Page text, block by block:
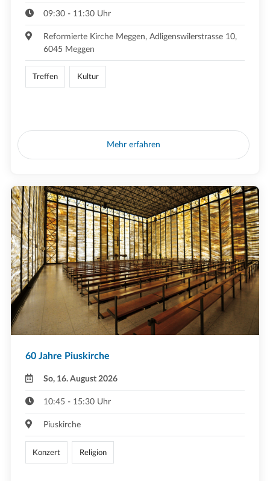
09:30 - 11:30 Uhr
Reformierte Kirche Meggen, Adligenswilerstrasse 10,
6045 Meggen
Treffen Kultur
Mehr erfahren
60 Jahre Piuskirche
So, 16. August 2026
10:45 - 15:30 Uhr
Piuskirche
Konzert Religion